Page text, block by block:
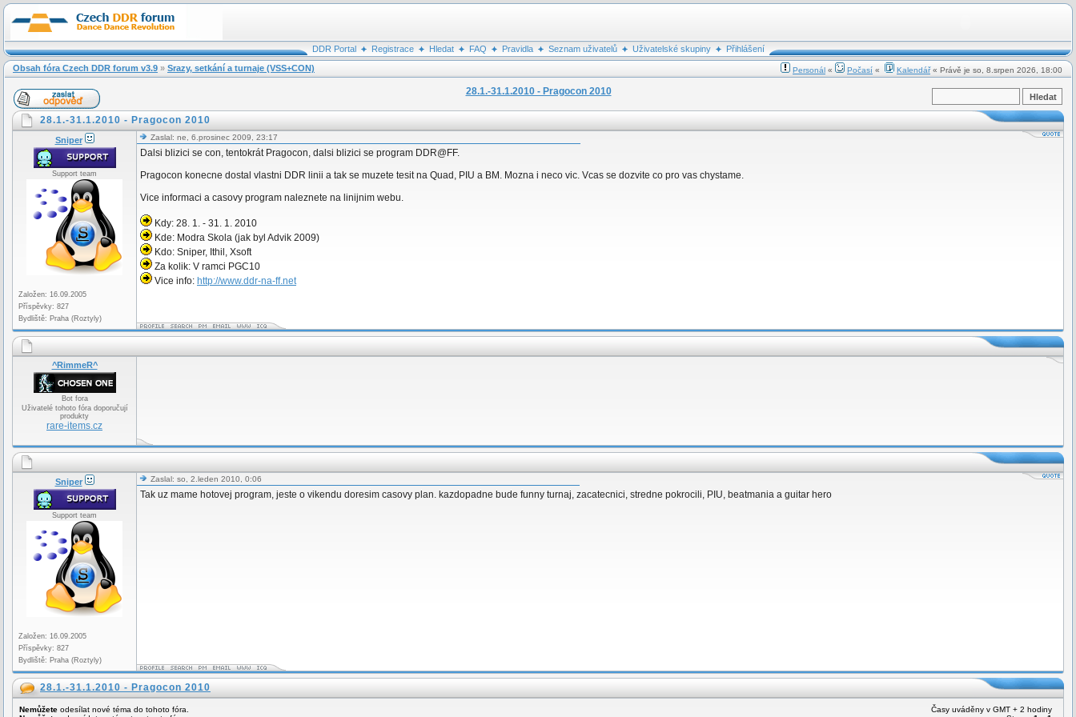
DDR Portal Registrace Hledat FAQ Pravidla Seznam uživatelů Uživatelské skupiny
Přihlášení
Obsah fóra Czech DDR forum v3.9 » Srazy, setkání a turnaje (VSS+CON) Personál « Počasí « Kalendář« Právě je so, 8.srpen 2026, 18:00
28.1.-31.1.2010 - Pragocon 2010
28.1.-31.1.2010 - Pragocon 2010
Sniper
Support team
Založen: 16.09.2005
Příspěvky: 827
Bydliště: Praha (Roztyly)
Zaslal: ne, 6.prosinec 2009, 23:17
Dalsi blizici se con, tentokrát Pragocon, dalsi blizici se program DDR@FF.
Pragocon konecne dostal vlastni DDR linii a tak se muzete tesit na Quad, PIU a BM. Mozna i neco vic. Vcas se dozvite co pro vas chystame.
Vice informaci a casovy program naleznete na linijnim webu.
Kdy: 28. 1. - 31. 1. 2010
Kde: Modra Skola (jak byl Advik 2009)
Kdo: Sniper, Ithil, Xsoft
Za kolik: V ramci PGC10
Vice info: http://www.ddr-na-ff.net
^RimmeR^
Bot fora
Uživatelé tohoto fóra doporučují
produkty
rare-items.cz
Sniper
Support team
Založen: 16.09.2005
Příspěvky: 827
Bydliště: Praha (Roztyly)
Zaslal: so, 2.leden 2010, 0:06
Tak uz mame hotovej program, jeste o vikendu doresim casovy plan. kazdopadne bude funny turnaj, zacatecnici, stredne pokrocili, PIU, beatmania a guitar hero
28.1.-31.1.2010 - Pragocon 2010
Nemůžete odesílat nové téma do tohoto fóra.
Časy uváděny v GMT + 2 hodiny